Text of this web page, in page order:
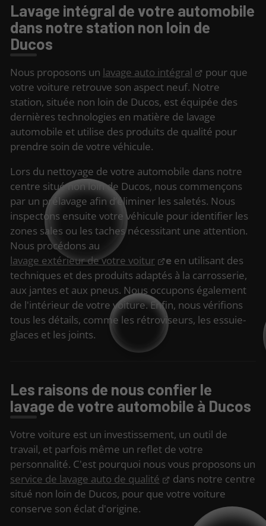
Lavage intégral de votre automobile
dans notre station non loin de
Ducos
Nous proposons un lavage auto intégral
pour que
votre voiture retrouve son aspect neuf. Notre
station, située non loin de Ducos, est équipée des
dernières technologies en matière de lavage
automobile et utilise des produits de qualité pour
prendre soin de votre véhicule.
Lors du nettoyage de votre automobile dans notre
centre situé non loin de Ducos, nous commençons
par un prélavage afin d’éliminer les saletés. Nous
inspectons ensuite votre véhicule pour identifier les
zones sales ou les taches nécessitant une attention.
Nous procédons au
lavage extérieur de votre voitur
e en utilisant des
techniques et des produits adaptés à la carrosserie,
aux jantes et aux pneus. Nous occupons également
de l'intérieur de votre voiture. Enfin, nous vérifions
tous les détails, comme les rétroviseurs, les essuie-
glaces et les joints.
Les raisons de nous confier le
lavage de votre automobile à Ducos
Votre voiture est un investissement, un outil de
travail, et parfois même un reflet de votre
personnalité. C'est pourquoi nous vous proposons un
service de lavage auto de qualité
dans notre centre
situé non loin de Ducos, pour que votre voiture
conserve son éclat d'origine.